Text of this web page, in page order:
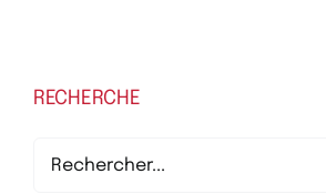
RECHERCHE